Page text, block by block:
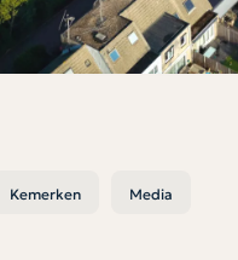
Kemerken Media